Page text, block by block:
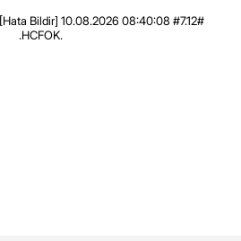
[Hata Bildir] 10.08.2026 08:40:08 #7.12#
.HCFOK.